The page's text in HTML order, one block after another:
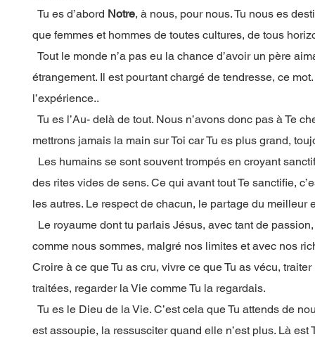
Tu es d’abord Notre, à nous, pour nous. Tu nous es
que femmes et hommes de toutes cultures, de tous
Tout le monde n’a pas eu la chance d’avoir un père
étrangement. Il est pourtant chargé de tendresse, ce
l’expérience..
Tu es l’Au- delà de tout. Nous n’avons donc pas à Te
mettrons jamais la main sur Toi car Tu es plus grand,
Les humains se sont souvent trompés en croyant
des rites vides de sens. Ce qui avant tout Te sanctifie,
les autres. Le respect de chacun, le partage du meilleur
Le royaume dont tu parlais Jésus, avec tant de
comme nous sommes, malgré nos limites et avec nos
Croire à ce que Tu as cru, vivre ce que Tu as vécu,
traitées, regarder la Vie comme Tu la regardais.
Tu es le Dieu de la Vie. C’est cela que Tu attends de
est assoupie, la ressusciter quand elle n’est plus. Là est